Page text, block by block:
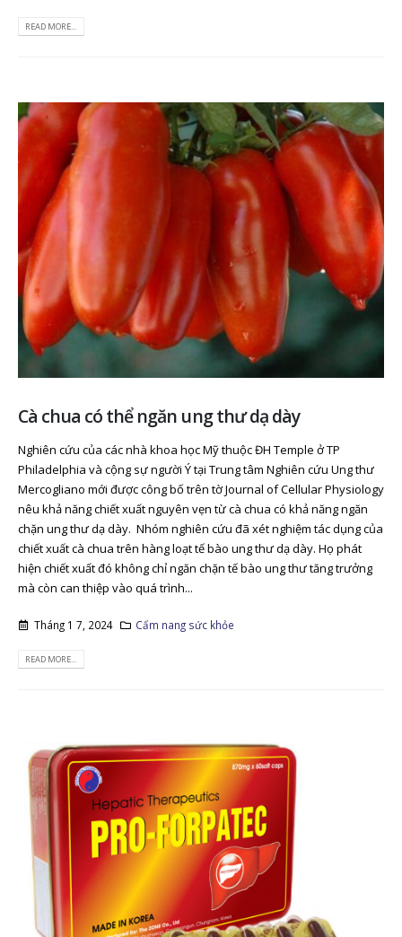
READ MORE...
Cà chua có thể ngăn ung thư dạ dày
Nghiên cứu của các nhà khoa học Mỹ thuộc ĐH Temple ở TP
Philadelphia và cộng sự người Ý tại Trung tâm Nghiên cứu Ung thư
Mercogliano mới được công bố trên tờ Journal of Cellular Physiology
nêu khả năng chiết xuất nguyên vẹn từ cà chua có khả năng ngăn
chặn ung thư dạ dày. Nhóm nghiên cứu đã xét nghiệm tác dụng của
chiết xuất cà chua trên hàng loạt tế bào ung thư dạ dày. Họ phát
hiện chiết xuất đó không chỉ ngăn chặn tế bào ung thư tăng trưởng
mà còn can thiệp vào quá trình...
Tháng 1 7, 2024 Cẩm nang sức khỏe
READ MORE...